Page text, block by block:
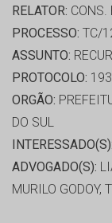
RELATOR: CONS.
PROCESSO: TC/
ASSUNTO:
PROTOCOLO:
ORGÃO:
DO SUL
INTERESSADO(S):
ADVOGADO(S):
MURILO GODOY,